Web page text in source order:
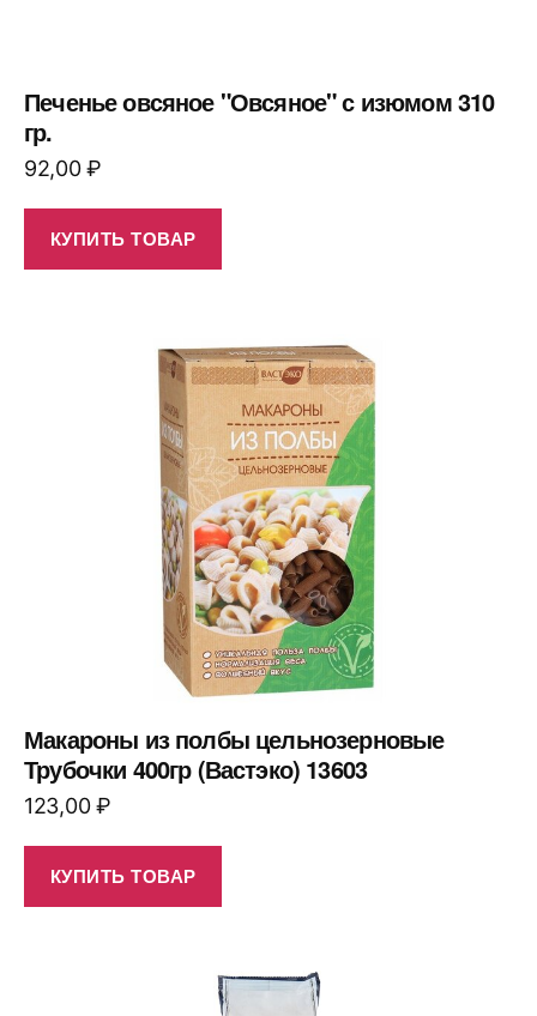
Печенье овсяное "Овсяное" с изюмом 310
гр.
92,00₽
КУПИТЬ ТОВАР
Макароны из полбы цельнозерновые
Трубочки 400гр (Вастэко) 13603
123,00₽
КУПИТЬ ТОВАР